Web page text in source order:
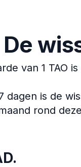
De
van 1 TAO is
dagen is de
rond